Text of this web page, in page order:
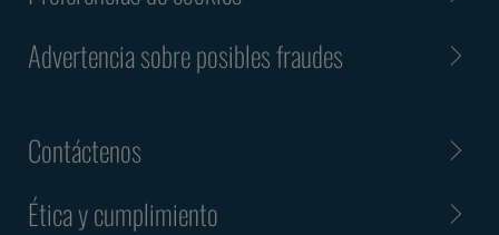
Advertencia sobre posibles fraudes
Contáctenos
Ética y cumplimiento